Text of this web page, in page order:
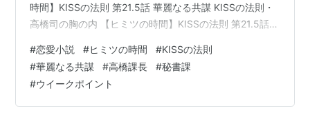
時間】KISSの法則 第21.5話 華麗なる共謀 KISSの法則・
高橋司の胸の内 【ヒミツの時間】KISSの法則 第21.5話
て香里に取り入るあのコ……立花麻衣。 榊も香里もすっ
かりあのコに気を許しているようだけど、僕はそうはい
かないぞ。 榊はともかく、香里は僕が守らなくちゃ。 月
曜日、朝。 榊が僕に掛けた第一声は。 「高橋。午前中外
#恋愛小説 #ヒミツの時間 #KISSの法則
#華麗なる共謀 #高橋課長 #秘書課
#ウイークポイント